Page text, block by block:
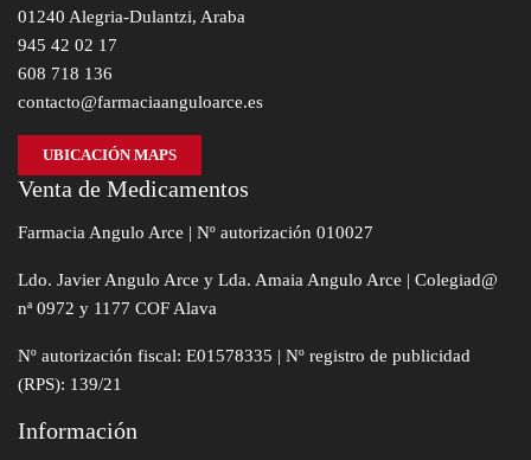
01240 Alegria-Dulantzi, Araba
945 42 02 17
608 718 136
contacto@farmaciaanguloarce.es
UBICACIÓN MAPS
Venta de Medicamentos
Farmacia Angulo Arce | Nº autorización 010027
Ldo. Javier Angulo Arce y Lda. Amaia Angulo Arce | Colegiad@
nª 0972 y 1177 COF Alava
Nº autorización fiscal: E01578335 | Nº registro de publicidad
(RPS): 139/21
Información